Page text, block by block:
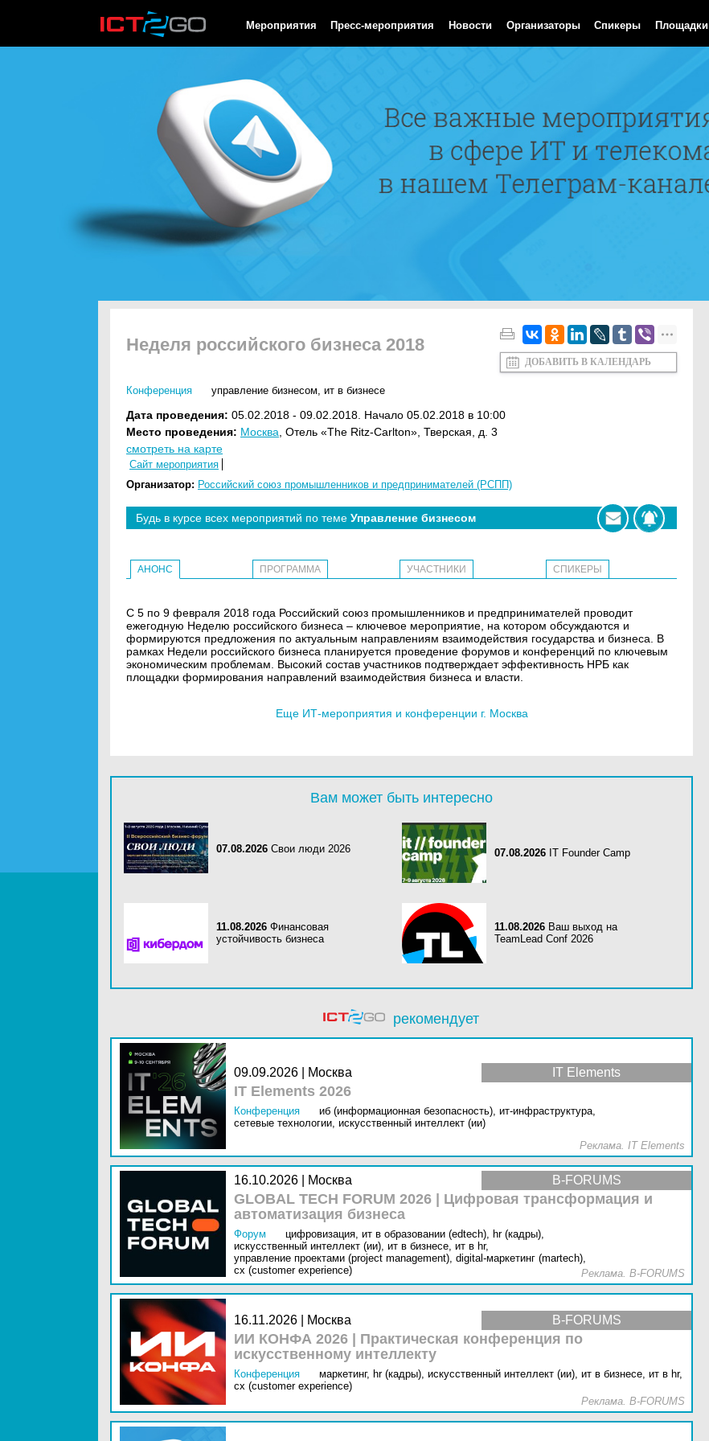
Мероприятия Пресс-мероприятия Новости Организаторы Спикеры Площадки
Неделя российского бизнеса 2018
ДОБАВИТЬ В КАЛЕНДАРЬ
Конференция управление бизнесом, ит в бизнесе
Дата проведения: 05.02.2018 - 09.02.2018. Начало 05.02.2018 в 10:00
Место проведения: Москва , Отель «The Ritz-Carlton», Тверская, д. 3
смотреть на карте
Сайт мероприятия
Организатор: Российский союз промышленников и предпринимателей (РСПП)
Будь в курсе всех мероприятий по теме Управление бизнесом
АНОНС ПРОГРАММА УЧАСТНИКИ СПИКЕРЫ
С 5 по 9 февраля 2018 года Российский союз промышленников и предпринимателей проводит
ежегодную Неделю российского бизнеса – ключевое мероприятие, на котором обсуждаются и
формируются предложения по актуальным направлениям взаимодействия государства и бизнеса. В
рамках Недели российского бизнеса планируется проведение форумов и конференций по ключевым
экономическим проблемам. Высокий состав участников подтверждает эффективность НРБ как
площадки формирования направлений взаимодействия бизнеса и власти.
Еще ИТ-мероприятия и конференции г. Москва
Вам может быть интересно
07.08.2026 Свои люди 2026 07.08.2026 IT Founder Camp
11.08.2026 Финансовая
устойчивость бизнеса
11.08.2026 Ваш выход на
TeamLead Conf 2026
рекомендует
IT Elements
09.09.2026 | Москва
IT Elements 2026
Конференция иб (информационная безопасность), ит-инфраструктура,
сетевые технологии, искусственный интеллект (ии)
Реклама. IT Elements
B-FORUMS
16.10.2026 | Москва
GLOBAL TECH FORUM 2026 | Цифровая трансформация и
автоматизация бизнеса
Форум цифровизация, ит в образовании (edtech), hr (кадры),
искусственный интеллект (ии), ит в бизнесе, ит в hr,
управление проектами (project management), digital-маркетинг (martech),
cx (customer experience)
Реклама. B-FORUMS
B-FORUMS
16.11.2026 | Москва
ИИ КОНФА 2026 | Практическая конференция по
искусственному интеллекту
Конференция маркетинг, hr (кадры), искусственный интеллект (ии), ит в бизнесе, ит в hr,
cx (customer experience)
Реклама. B-FORUMS